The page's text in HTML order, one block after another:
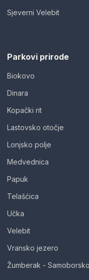
Sjeverni Velebit
Parkovi prirode
Biokovo
Dinara
Kopački rit
Lastovsko otočje
Lonjsko polje
Medvednica
Papuk
Telašćica
Učka
Velebit
Vransko jezero
Žumberak -